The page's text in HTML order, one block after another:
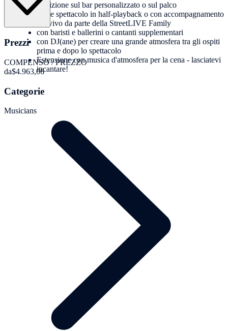
esibizione sul bar personalizzato o sul palco
come spettacolo in half-playback o con accompagnamento
dal vivo da parte della StreetLIVE Family
con baristi e ballerini o cantanti supplementari
con DJ(ane) per creare una grande atmosfera tra gli ospiti
prima e dopo lo spettacolo
Estensione con musica d'atmosfera per la cena - lasciatevi
incantare!
Prezzi
COMPENSO / PREZZO
da$4.963,06
Categorie
Musicians